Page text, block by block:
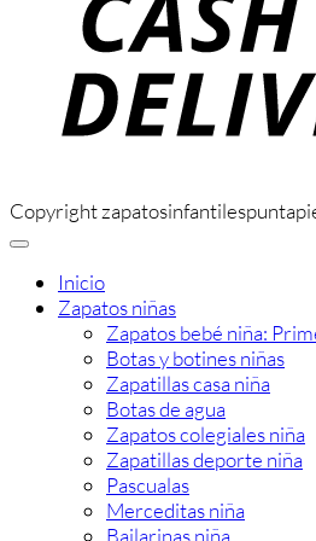
Copyright
Inicio
Zapatos niñas
Zapatos bebé niña:
Botas y botines niñas
Zapatillas casa niña
Botas de agua
Zapatos colegiales niña
Zapatillas deporte niña
Pascualas
Merceditas niña
Bailarinas niña